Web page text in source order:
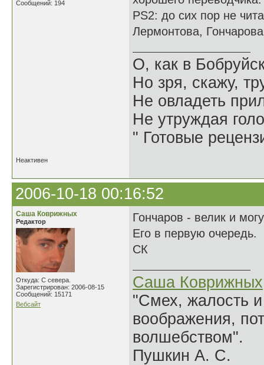
Сообщений: 194
PS2: до сих пор не
Лермонтова,
О, как в
Но зря, скажу,
Не овладеть
Не утруждая
" Готовые
Неактивен
2006-10-18 00:16:52
Саша Коврижных
Редактор
Откуда: С севера.
Зарегистрирован: 2006-08-15
Сообщений: 15171
Вебсайт
Гончаров - велик и
Его в первую очередь.
СК
Саша Коврижных
"Смех, жалость
воображения,
волшебством".
Пушкин А. С.